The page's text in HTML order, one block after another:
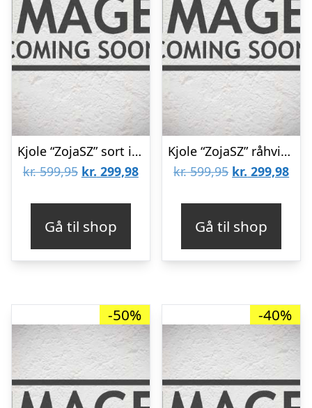
Kjole “ZojaSZ” sort i mønsteret stof – Saint Tropez
kr.599,95 Den
var:
kr. 599,95.
kr. 299,98Den
kr. 299,98.
Gå til shop
Kjole “ZojaSZ” råhvid i mønsteret stof – Saint Tropez
kr.599,95 Den
var:
kr. 599,95.
kr. 299,98Den
kr.
Gå til shop
-50% -40%